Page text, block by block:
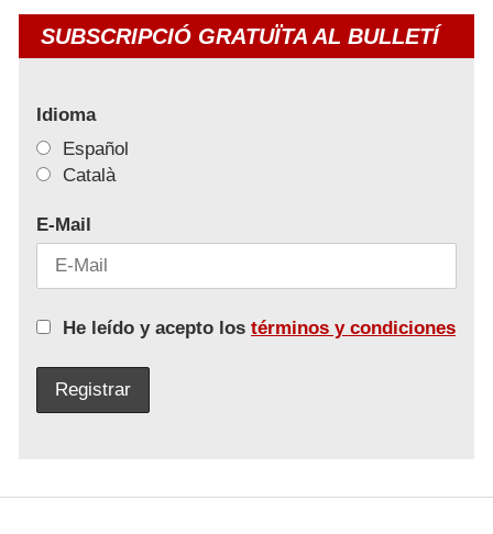
SUBSCRIPCIÓ GRATUÏTA AL BULLETÍ
Idioma
Español
Català
E-Mail
He leído y acepto los términos y condiciones